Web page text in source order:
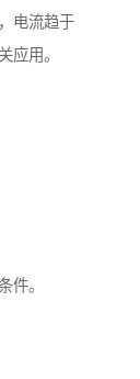
电流趋于
应用。
件。